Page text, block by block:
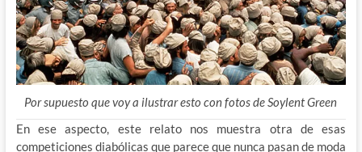
Por supuesto que voy a ilustrar esto con fotos de Soylent Green
En ese aspecto, este relato nos muestra otra de esas
competiciones diabólicas que parece que nunca pasan de moda